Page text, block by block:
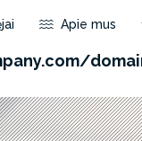
Apie mus